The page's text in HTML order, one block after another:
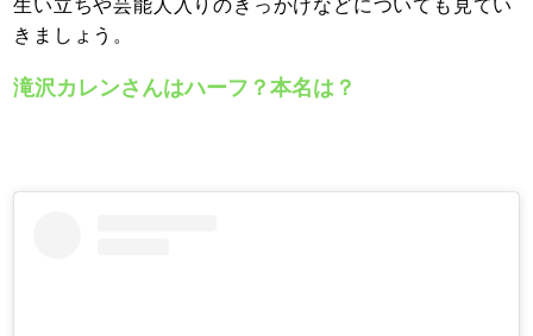
生い立ちや芸能人入りのきっかけなどについても見てい
きましょう。
滝沢カレンさんはハーフ？本名は？